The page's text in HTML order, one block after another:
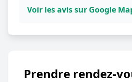
Voir les avis sur Google
Prendre rendez-